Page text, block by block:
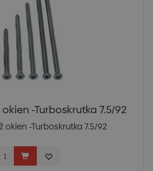
-Turboskrutka 7.5/92
-Turboskrutka 7.5/92